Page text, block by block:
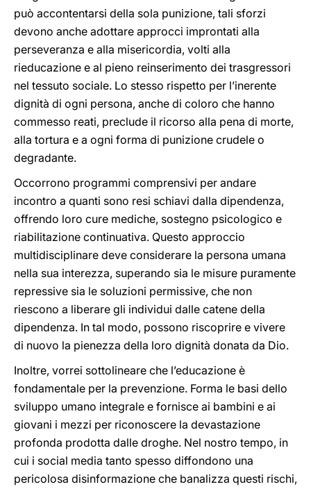
può accontentarsi della sola punizione, tali sforzi
devono anche adottare approcci improntati alla
perseveranza e alla misericordia, volti alla
rieducazione e al pieno reinserimento dei trasgressori
nel tessuto sociale. Lo stesso rispetto per l’inerente
dignità di ogni persona, anche di coloro che hanno
commesso reati, preclude il ricorso alla pena di morte,
alla tortura e a ogni forma di punizione crudele o
degradante.
Occorrono programmi comprensivi per andare
incontro a quanti sono resi schiavi dalla dipendenza,
offrendo loro cure mediche, sostegno psicologico e
riabilitazione continuativa. Questo approccio
multidisciplinare deve considerare la persona umana
nella sua interezza, superando sia le misure puramente
repressive sia le soluzioni permissive, che non
riescono a liberare gli individui dalle catene della
dipendenza. In tal modo, possono riscoprire e vivere
di nuovo la pienezza della loro dignità donata da Dio.
Inoltre, vorrei sottolineare che l’educazione è
fondamentale per la prevenzione. Forma le basi dello
sviluppo umano integrale e fornisce ai bambini e ai
giovani i mezzi per riconoscere la devastazione
profonda prodotta dalle droghe. Nel nostro tempo, in
cui i social media tanto spesso diffondono una
pericolosa disinformazione che banalizza questi rischi,